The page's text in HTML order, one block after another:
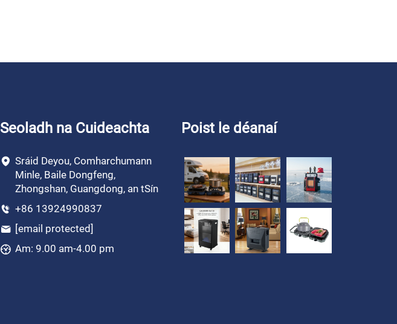
Seoladh na Cuideachta
Sráid Deyou, Comharchumann
Minle, Baile Dongfeng,
Zhongshan, Guangdong, an tSín
+86 13924990837
[email protected]
Am: 9.00 am-4.00 pm
Poist le déanaí